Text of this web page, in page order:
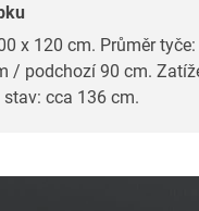
x 120 cm. Průměr
/ podchozí 90 cm.
cca 136 cm.